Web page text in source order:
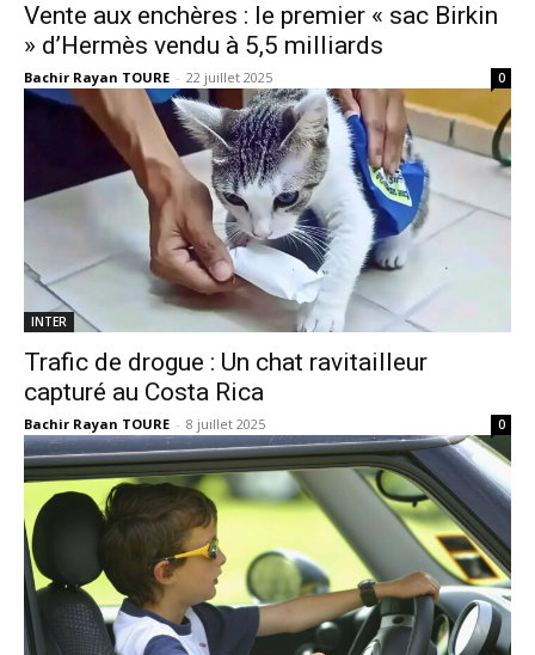
Vente aux enchères : le premier « sac Birkin
» d’Hermès vendu à 5,5 milliards
Bachir Rayan TOURE - 22 juillet 2025 0
INTER
Trafic de drogue : Un chat ravitailleur
capturé au Costa Rica
Bachir Rayan TOURE - 8 juillet 2025 0